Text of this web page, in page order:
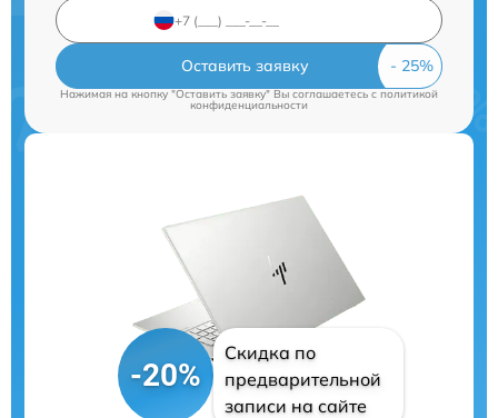
Оставить заявку
Нажимая на кнопку "Оставить заявку" Вы соглашаетесь cполитикой
конфиденциальности
-20%
Скидка по
предварительной
записи на сайте